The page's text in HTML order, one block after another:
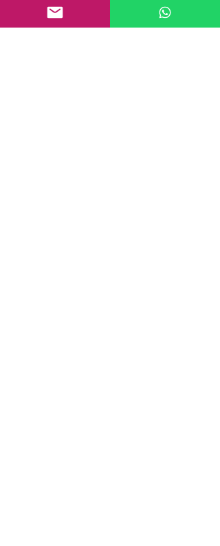
vestigios de pinturas rupestres ligadas
a grupos nómadas de recolectores y